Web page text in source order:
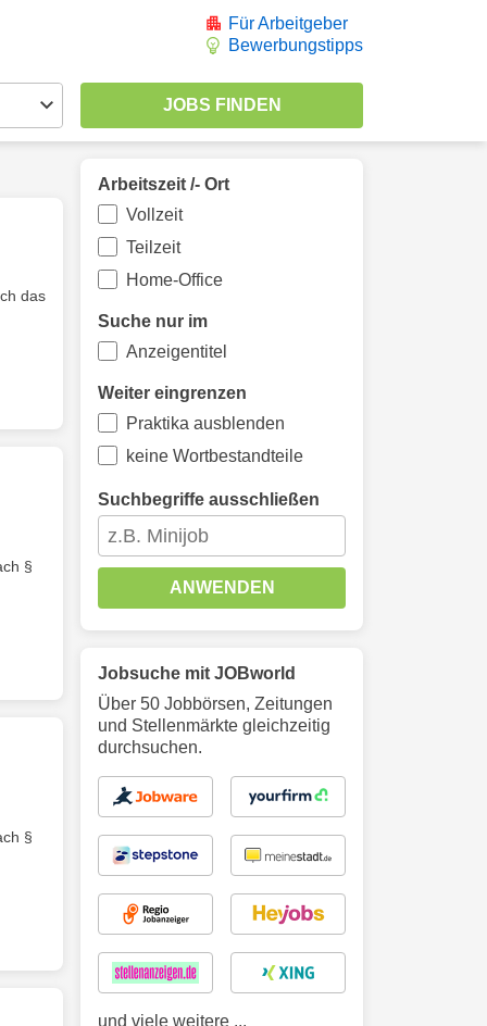
Für Arbeitgeber
Bewerbungstipps
das
§
§
Arbeitszeit /- Ort
Vollzeit
Teilzeit
Home-Office
Suche nur im
Anzeigentitel
Weiter eingrenzen
Praktika ausblenden
keine Wortbestandteile
Suchbegriffe ausschließen
ANWENDEN
Jobsuche mit JOBworld
Über 50 Jobbörsen, Zeitungen
und Stellenmärkte gleichzeitig
durchsuchen.
und viele weitere ...